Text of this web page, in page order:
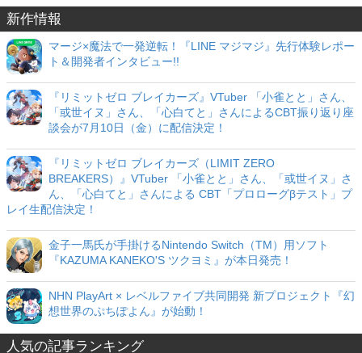
新作情報
マージ×魔法で一発逆転！『LINE マジマジ』先行体験レポー
ト＆開発者インタビュー!!
『リミットゼロ ブレイカーズ』VTuber 「小雀とと」さん、
「或世イヌ」さん、「心白てと」さんによるCBT振り返り座
談会が7月10日（金）に配信決定！
『リミットゼロ ブレイカーズ（LIMIT ZERO
BREAKERS）』VTuber 「小雀とと」さん、「或世イヌ」さ
ん、「心白てと」さんによる CBT「プロローグβテスト」プ
レイ生配信決定！
金子一馬氏が手掛けるNintendo Switch（TM）用ソフト
『KAZUMA KANEKO'S ツクヨミ』が本日発売！
NHN PlayArt × レベルファイブ共同開発 新プロジェクト『幻
想世界のぷちぽよん』が始動！
人気の記事ランキング